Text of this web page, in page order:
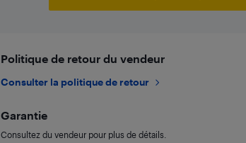
Politique de retour du vendeur
Consulter la politique de retour
Garantie
Consultez du vendeur pour plus de détails.